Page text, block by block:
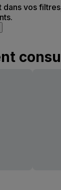
dans vos